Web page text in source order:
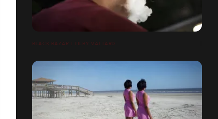
BLACK BAZAR | TILBY VATTARD